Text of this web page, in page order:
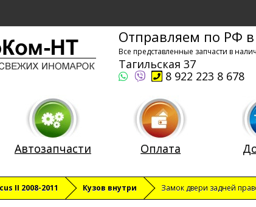
Отправляем по РФ
Все представленные запчасти в
Тагильская 37
8 922 223 8 678
Автозапчасти Оплата
II 2008-2011 Кузов внутри Замок двери задней